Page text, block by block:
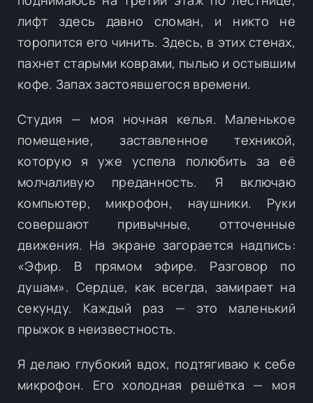
лифт здесь давно сломан, и никто не
торопится его чинить. Здесь, в этих стенах,
пахнет старыми коврами, пылью и остывшим
кофе. Запах застоявшегося времени.
Студия — моя ночная келья. Маленькое
помещение, заставленное техникой,
которую я уже успела полюбить за её
молчаливую преданность. Я включаю
компьютер, микрофон, наушники. Руки
совершают привычные, отточенные
движения. На экране загорается надпись:
«Эфир. В прямом эфире. Разговор по
душам». Сердце, как всегда, замирает на
секунду. Каждый раз — это маленький
прыжок в неизвестность.
Я делаю глубокий вдох, подтягиваю к себе
микрофон. Его холодная решётка — моя